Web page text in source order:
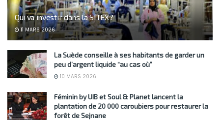
Qui va investir dans la SITEX?
11 MARS 2026
La Suède conseille à ses habitants de garder un
peu d’argent liquide “au cas où”
10 MARS 2026
Féminin by UIB et Soul & Planet lancent la
plantation de 20 000 caroubiers pour restaurer la
forêt de Sejnane